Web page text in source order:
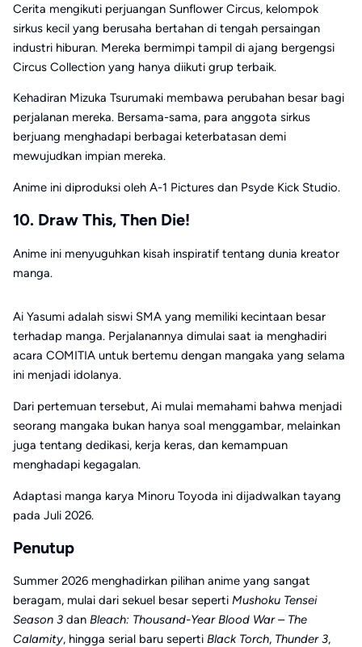
Cerita mengikuti perjuangan Sunflower Circus, kelompok
sirkus kecil yang berusaha bertahan di tengah persaingan
industri hiburan. Mereka bermimpi tampil di ajang bergengsi
Circus Collection yang hanya diikuti grup terbaik.
Kehadiran Mizuka Tsurumaki membawa perubahan besar bagi
perjalanan mereka. Bersama-sama, para anggota sirkus
berjuang menghadapi berbagai keterbatasan demi
mewujudkan impian mereka.
Anime ini diproduksi oleh A-1 Pictures dan Psyde Kick Studio.
10. Draw This, Then Die!
Anime ini menyuguhkan kisah inspiratif tentang dunia kreator
manga.
Ai Yasumi adalah siswi SMA yang memiliki kecintaan besar
terhadap manga. Perjalanannya dimulai saat ia menghadiri
acara COMITIA untuk bertemu dengan mangaka yang selama
ini menjadi idolanya.
Dari pertemuan tersebut, Ai mulai memahami bahwa menjadi
seorang mangaka bukan hanya soal menggambar, melainkan
juga tentang dedikasi, kerja keras, dan kemampuan
menghadapi kegagalan.
Adaptasi manga karya Minoru Toyoda ini dijadwalkan tayang
pada Juli 2026.
Penutup
Summer 2026 menghadirkan pilihan anime yang sangat
beragam, mulai dari sekuel besar seperti Mushoku Tensei
Season 3 dan Bleach: Thousand-Year Blood War – The
Calamity, hingga serial baru seperti Black Torch, Thunder 3,